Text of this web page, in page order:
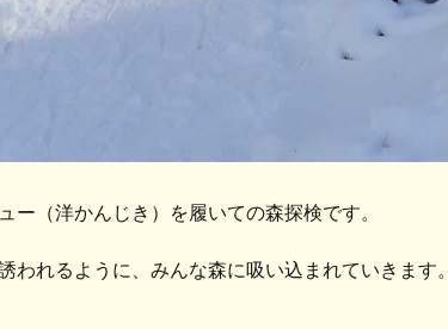
ー（洋かんじき）を履いての森探検です。
われるように、みんな森に吸い込まれていきます。